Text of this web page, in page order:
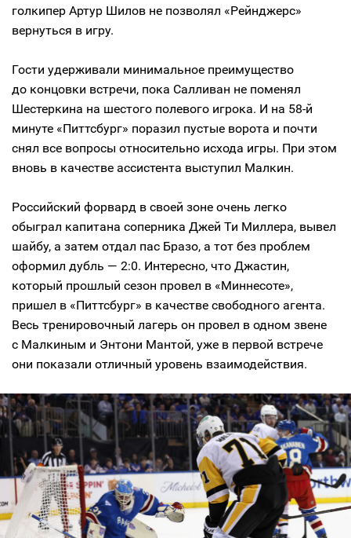
голкипер Артур Шилов не позволял «Рейнджерс»
вернуться в игру.
Гости удерживали минимальное преимущество
до концовки встречи, пока Салливан не поменял
Шестеркина на шестого полевого игрока. И на 58-й
минуте «Питтсбург» поразил пустые ворота и почти
снял все вопросы относительно исхода игры. При этом
вновь в качестве ассистента выступил Малкин.
Российский форвард в своей зоне очень легко
обыграл капитана соперника Джей Ти Миллера, вывел
шайбу, а затем отдал пас Бразо, а тот без проблем
оформил дубль — 2:0. Интересно, что Джастин,
который прошлый сезон провел в «Миннесоте»,
пришел в «Питтсбург» в качестве свободного агента.
Весь тренировочный лагерь он провел в одном звене
с Малкиным и Энтони Мантой, уже в первой встрече
они показали отличный уровень взаимодействия.